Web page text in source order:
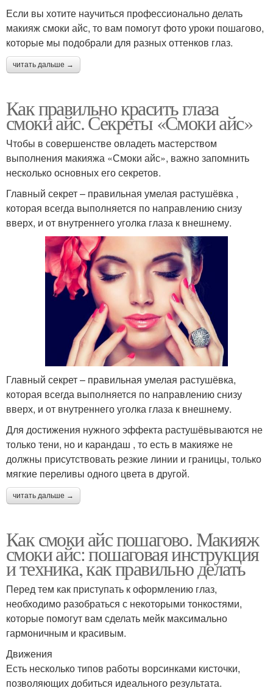
Если вы хотите научиться профессионально делать
макияж смоки айс, то вам помогут фото уроки пошагово,
которые мы подобрали для разных оттенков глаз.
читать дальше →
Как правильно красить глаза
смоки айс. Секреты «Смоки айс»
Чтобы в совершенстве овладеть мастерством
выполнения макияжа «Смоки айс», важно запомнить
несколько основных его секретов.
Главный секрет – правильная умелая растушёвка ,
которая всегда выполняется по направлению снизу
вверх, и от внутреннего уголка глаза к внешнему.
Главный секрет – правильная умелая растушёвка,
которая всегда выполняется по направлению снизу
вверх, и от внутреннего уголка глаза к внешнему.
Для достижения нужного эффекта растушёвываются не
только тени, но и карандаш , то есть в макияже не
должны присутствовать резкие линии и границы, только
мягкие переливы одного цвета в другой.
читать дальше →
Как смоки айс пошагово. Макияж
смоки айс: пошаговая инструкция
и техника, как правильно делать
Перед тем как приступать к оформлению глаз,
необходимо разобраться с некоторыми тонкостями,
которые помогут вам сделать мейк максимально
гармоничным и красивым.
Движения
Есть несколько типов работы ворсинками кисточки,
позволяющих добиться идеального результата.